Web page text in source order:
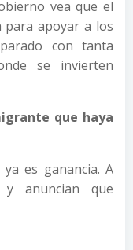
vea que el
para apoyar a los
con tanta
se invierten
que haya
es ganancia. A
y anuncian que